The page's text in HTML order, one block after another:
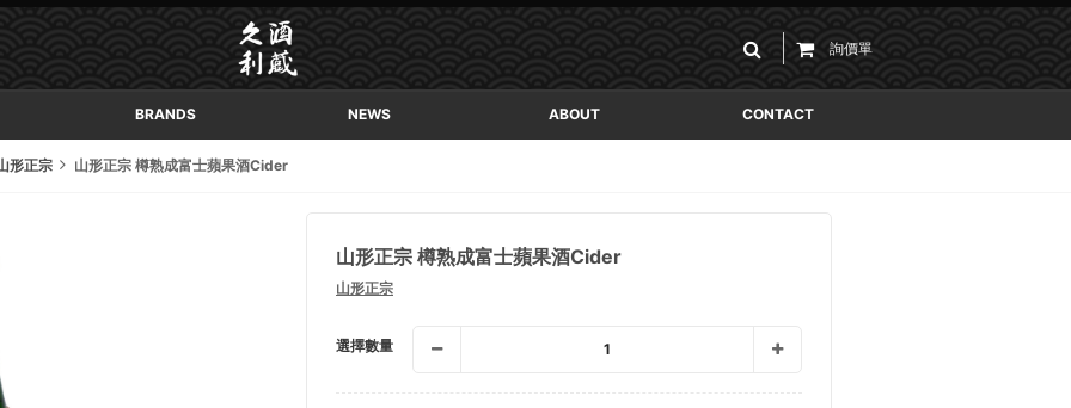
詢價單
BRANDS NEWS ABOUT CONTACT
形正宗 山形正宗 樽熟成富士蘋果酒Cider
山形正宗 樽熟成富士蘋果酒Cider
山形正宗
選擇數量 1